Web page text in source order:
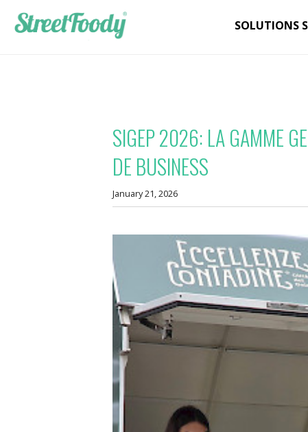
SOLUTIONS
SIGEP 2026: LA GAMME
DE BUSINESS
January 21, 2026